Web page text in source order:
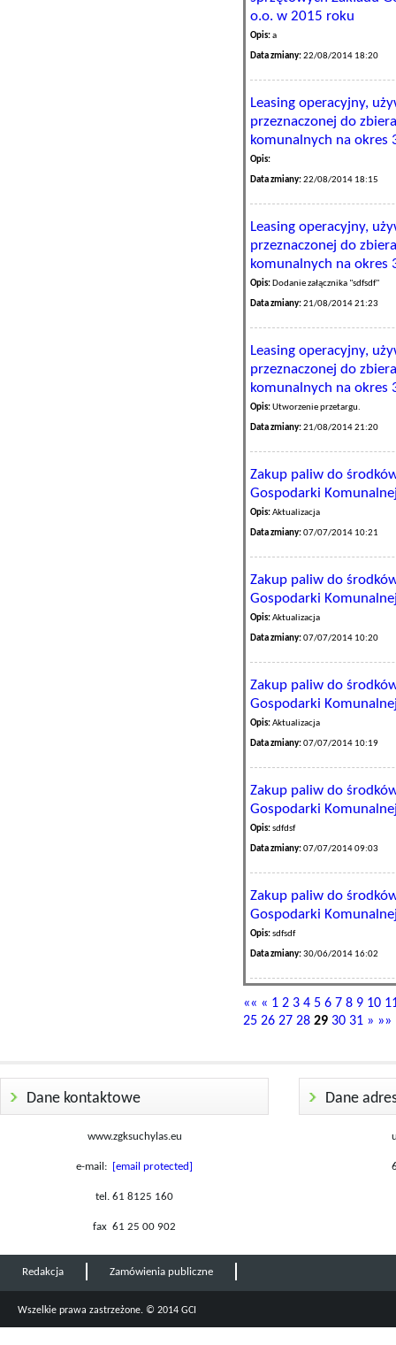
o.o. w 2015 roku
Opis:a
Data zmiany:22/08/2014 18:20
Leasing operacyjny,
przeznaczonej do
komunalnych na okres
Opis:
Data zmiany:22/08/2014 18:15
Leasing operacyjny,
przeznaczonej do
komunalnych na okres
Opis: Dodanie załącznika "sdfsdf"
Data zmiany:21/08/2014 21:23
Leasing operacyjny,
przeznaczonej do
komunalnych na okres
Opis:Utworzenie przetargu.
Data zmiany:21/08/2014 21:20
Zakup paliw do
Gospodarki
Opis:Aktualizacja
Data zmiany:07/07/2014 10:21
Zakup paliw do
Gospodarki
Opis:Aktualizacja
Data zmiany:07/07/2014 10:20
Zakup paliw do
Gospodarki
Opis:Aktualizacja
Data zmiany:07/07/2014 10:19
Zakup paliw do
Gospodarki
Opis:sdfdsf
Data zmiany:07/07/2014 09:03
Zakup paliw do
Gospodarki
Opis:sdfsdf
Data zmiany:30/06/2014 16:02
«« « 1 2 3 4 5 6 7 8 9 10
25 26 27 28 29 30 31 » »»
Dane kontaktowe
www.zgksuchylas.eu
e-mail: [email protected]
tel. 61 8125 160
fax 61 25 00 902
Dane
Redakcja Zamówienia publiczne
Wszelkie prawa zastrzeżone. © 2014 GCI